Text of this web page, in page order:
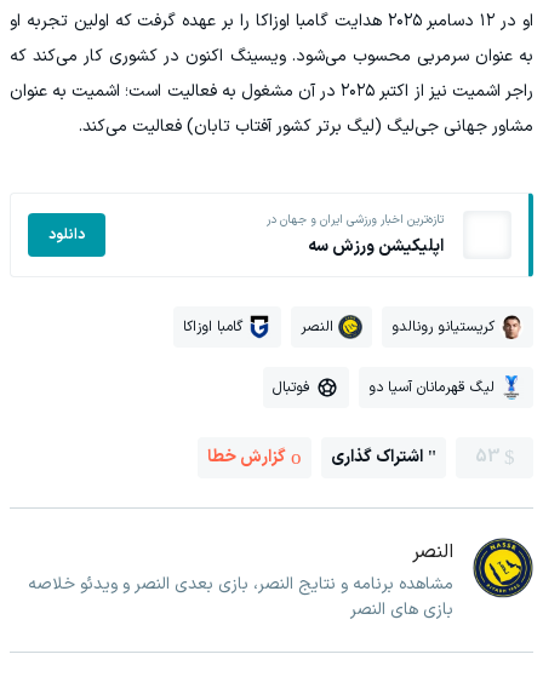
او در ۱۲ دسامبر ۲۰۲۵ هدایت گامبا اوزاکا را بر عهده گرفت که اولین تجربه او
به عنوان سرمربی محسوب می‌شود. ویسینگ اکنون در کشوری کار می‌کند که
راجر اشمیت نیز از اکتبر ۲۰۲۵ در آن مشغول به فعالیت است؛ اشمیت به عنوان
مشاور جهانی جی‌لیگ (لیگ برتر کشور آفتاب تابان) فعالیت می‌کند.
تازه‌ترین اخبار ورزشی ایران و جهان در
اپلیکیشن ورزش سه دانلود
کریستیانو رونالدو النصر گامبا اوزاکا
لیگ قهرمانان آسیا دو فوتبال
53 اشتراک گذاری گزارش خطا
النصر
مشاهده برنامه و نتایج النصر، بازی بعدی النصر و ویدئو خلاصه
بازی های النصر